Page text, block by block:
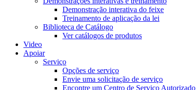
Demonstração interativa do feixe
Treinamento de aplicação da lei
Biblioteca de Catálogo
Ver catálogos de produtos
Video
Apoiar
Serviço
Opções de serviço
Envie uma solicitação de serviço
Encontre um Centro de Serviço Autorizado